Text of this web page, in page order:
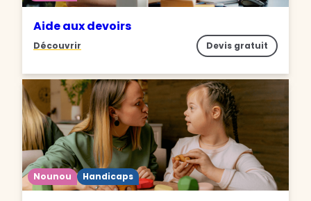
Aide aux devoirs
Découvrir Devis gratuit
Nounou Handicaps